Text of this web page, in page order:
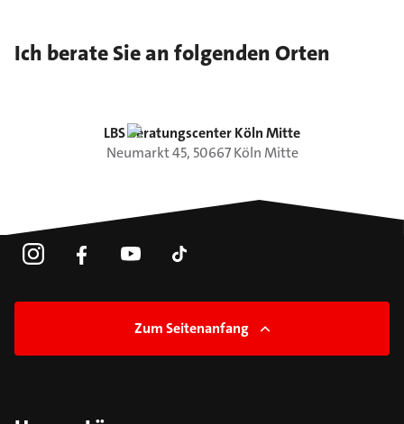
Ich berate Sie an folgenden Orten
LBS Beratungscenter Köln Mitte
Neumarkt45, 50667 KölnMitte
Zum Seitenanfang